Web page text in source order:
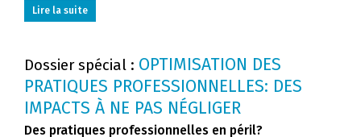
Lire la suite
Dossier spécial : OPTIMISATION DES
PRATIQUES PROFESSIONNELLES: DES
IMPACTS À NE PAS NÉGLIGER
Des pratiques professionnelles en péril?